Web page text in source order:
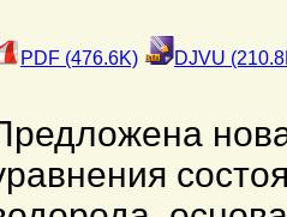
PDF (476.6K) DJVU